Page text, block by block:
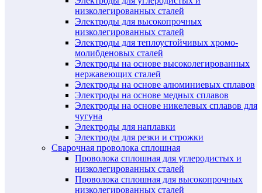
низколегированных сталей
Электроды для высокопрочных
низколегированных сталей
Электроды для теплоустойчивых хромо-
молибденовых сталей
Электроды на основе высоколегированных
нержавеющих сталей
Электроды на основе алюминиевых сплавов
Электроды на основе медных сплавов
Электроды на основе никелевых сплавов для
чугуна
Электроды для наплавки
Электроды для резки и строжки
Сварочная проволока сплошная
Проволока сплошная для углеродистых и
низколегированных сталей
Проволока сплошная для высокопрочных
низколегированных сталей